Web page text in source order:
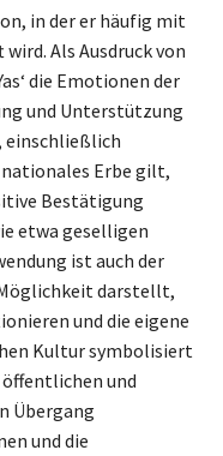
in der er häufig mit
Als Ausdruck von
die Emotionen der
und Unterstützung
einschließlich
nationales Erbe gilt,
Bestätigung
etwa geselligen
ist auch der
Möglichkeit darstellt,
und die eigene
Kultur symbolisiert
und
Übergang
und die